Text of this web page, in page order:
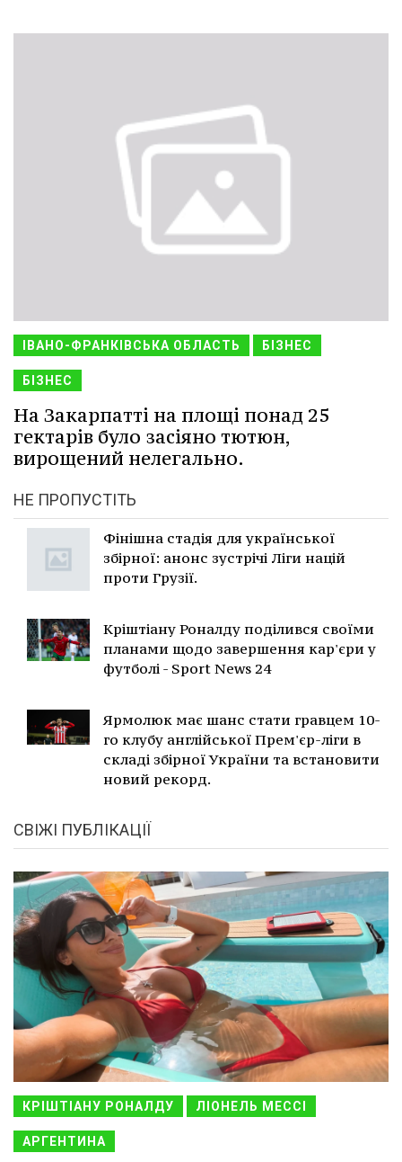
ІВАНО-ФРАНКІВСЬКА ОБЛАСТЬ БІЗНЕС
БІЗНЕС
На Закарпатті на площі понад 25
гектарів було засіяно тютюн,
вирощений нелегально.
НЕ ПРОПУСТІТЬ
Фінішна стадія для української
збірної: анонс зустрічі Ліги націй
проти Грузії.
Кріштіану Роналду поділився своїми
планами щодо завершення кар'єри у
футболі - Sport News 24
Ярмолюк має шанс стати гравцем 10-
го клубу англійської Прем'єр-ліги в
складі збірної України та встановити
новий рекорд.
СВІЖІ ПУБЛІКАЦІЇ
КРІШТІАНУ РОНАЛДУ ЛІОНЕЛЬ МЕССІ
АРГЕНТИНА